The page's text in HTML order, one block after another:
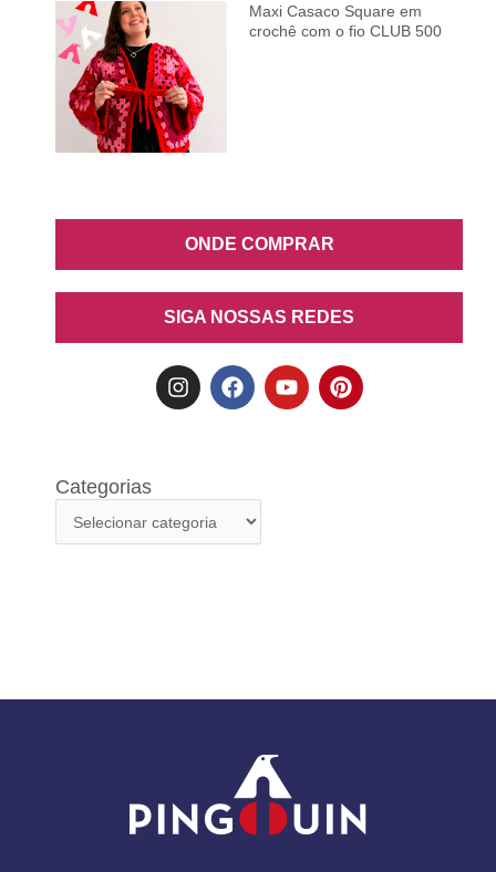
Maxi Casaco Square em
crochê com o fio CLUB 500
ONDE COMPRAR
SIGA NOSSAS REDES
Categorias